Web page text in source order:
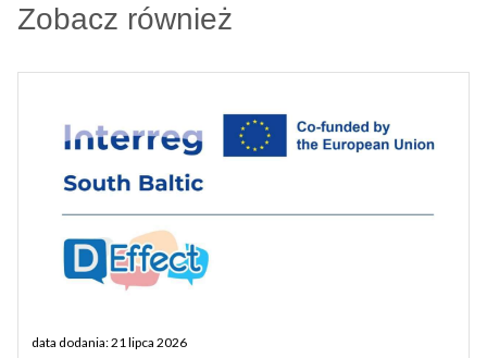
Zobacz również
data dodania: 21 lipca 2026